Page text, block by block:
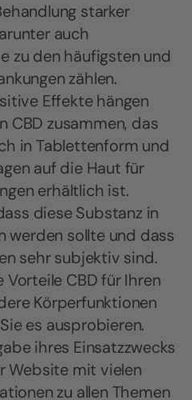
starker
auch
zu den häufigsten und
zählen.
Effekte hängen
CBD zusammen, das
in Tablettenform und
auf die Haut für
erhältlich ist.
diese Substanz in
werden sollte und dass
sehr subjektiv sind.
Vorteile CBD für Ihren
Körperfunktionen
es ausprobieren.
ihres Einsatzzwecks
Website mit vielen
zu allen Themen